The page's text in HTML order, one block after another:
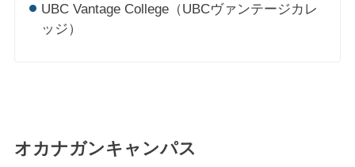
UBC Vantage College（UBCヴァンテージカレ
ッジ）
オカナガンキャンパス